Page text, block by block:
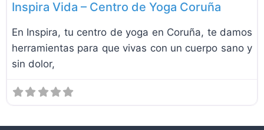
Inspira Vida – Centro de Yoga Coruña
En Inspira, tu centro de yoga en Coruña, te damos
herramientas para que vivas con un cuerpo sano y
sin dolor,